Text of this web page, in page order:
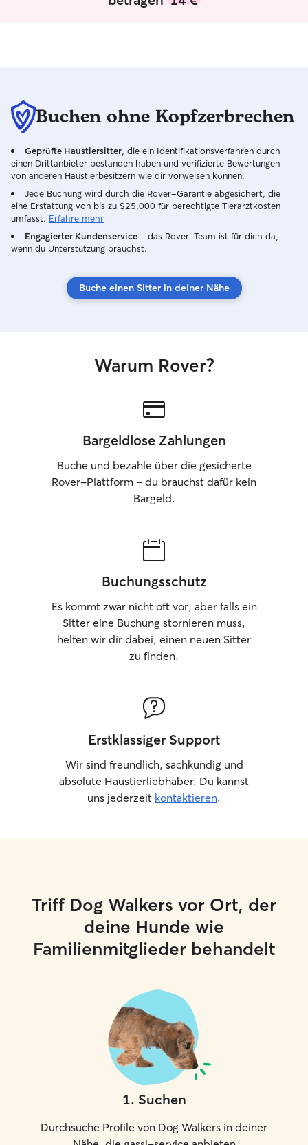
die Betreuung
noch wohler.
Buchen ohne Kopfzerbrechen
Geprüfte Haustiersitter , die ein Identifikationsverfahren durch
einen Drittanbieter bestanden haben und verifizierte Bewertungen
von anderen Haustierbesitzern wie dir vorweisen können.
Jede Buchung wird durch die Rover-Garantie abgesichert, die
eine Erstattung von bis zu $25,000 für berechtigte Tierarztkosten
umfasst. Erfahre mehr
Engagierter Kundenservice – das Rover-Team ist für dich da,
wenn du Unterstützung brauchst.
Buche einen Sitter in deiner Nähe
Warum Rover?
Bargeldlose Zahlungen
Buche und bezahle über die gesicherte
Rover-Plattform – du brauchst dafür kein
Bargeld.
Buchungsschutz
Es kommt zwar nicht oft vor, aber falls ein
Sitter eine Buchung stornieren muss,
helfen wir dir dabei, einen neuen Sitter
zu finden.
Erstklassiger Support
Wir sind freundlich, sachkundig und
absolute Haustierliebhaber. Du kannst
uns jederzeit kontaktieren.
Triff Dog Walkers vor Ort, der
deine Hunde wie
Familienmitglieder behandelt
1. Suchen
Durchsuche Profile von Dog Walkers in deiner